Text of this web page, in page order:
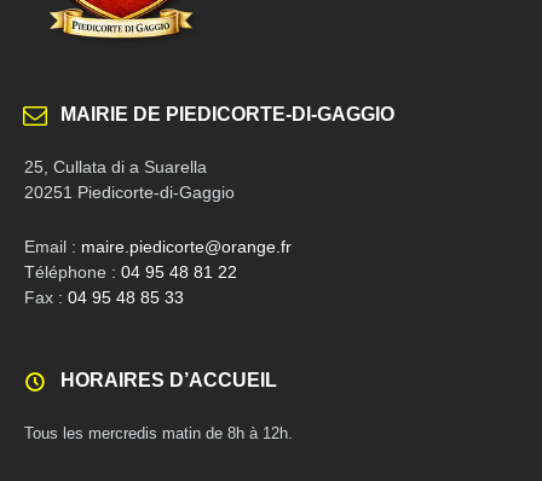
MAIRIE DE PIEDICORTE-DI-GAGGIO
25, Cullata di a Suarella
20251 Piedicorte-di-Gaggio
Email : maire.piedicorte@orange.fr
Téléphone : 04 95 48 81 22
Fax : 04 95 48 85 33
HORAIRES D’ACCUEIL
Tous les mercredis matin de 8h à 12h.